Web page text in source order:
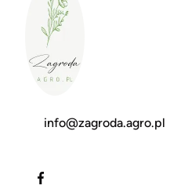
info@zagroda.agro.pl